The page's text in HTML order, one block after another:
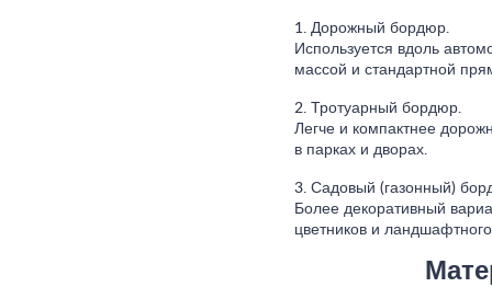
1. Дорожный бордюр.
Используется вдоль
массой и стандартной
2. Тротуарный бордюр.
Легче и компактнее
в парках и дворах.
3. Садовый (газонный)
Более декоративный
цветников и